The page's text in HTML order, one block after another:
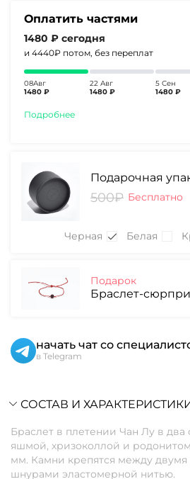
Оплатить частями
1480 ₽ сегодня
и 4440₽ потом, без переплат
08Авг
1480 ₽
22 Авг
1480 ₽
5 Сен
1480 ₽
Подробнее
Подарочная
500₽ Бесплатно
Черная Белая
Подарок
Браслет-
начать чат со
в Telegram
СОСТАВ И
Браслет в плетении Чан Лу в два
яшмой, хризоколлой и
мм. Камни крепятся между
шнурами эластомерной нитью.